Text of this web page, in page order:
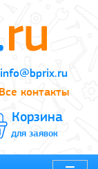
info@bprix.ru
Все контакты
Корзина
для заявок